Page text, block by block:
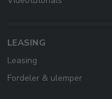
LEASING
Leasing
Fordeler & ulemper